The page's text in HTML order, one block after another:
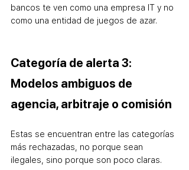
bancos te ven como una empresa IT y no
como una entidad de juegos de azar.
Categoría de alerta 3:
Modelos ambiguos de
agencia, arbitraje o comisión
Estas se encuentran entre las categorías
más rechazadas, no porque sean
ilegales, sino porque son poco claras.